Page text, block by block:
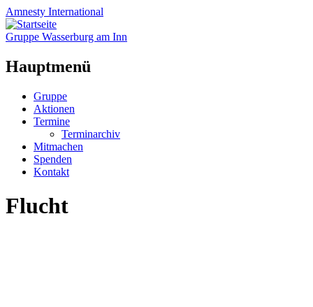
Amnesty International
Gruppe Wasserburg am Inn
Hauptmenü
Zum
Inhalt
springen
Gruppe
Aktionen
Termine
Terminarchiv
Mitmachen
Spenden
Kontakt
Flucht